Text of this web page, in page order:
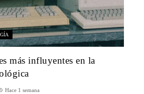
más influyentes en la
Hace 1 semana